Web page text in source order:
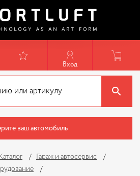
Вход
ваш автомобиль
Каталог
Гараж и автосервис